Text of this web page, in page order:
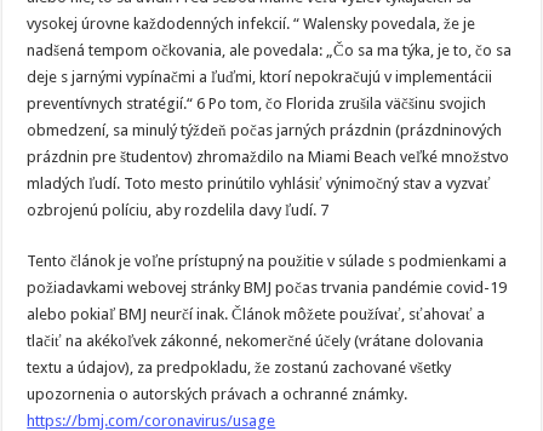
vysokej úrovne každodenných infekcií. “ Walensky povedala, že je
nadšená tempom očkovania, ale povedala: „Čo sa ma týka, je to, čo sa
deje s jarnými vypínačmi a ľuďmi, ktorí nepokračujú v implementácii
preventívnych stratégií.“ 6 Po tom, čo Florida zrušila väčšinu svojich
obmedzení, sa minulý týždeň počas jarných prázdnin (prázdninových
prázdnin pre študentov) zhromaždilo na Miami Beach veľké množstvo
mladých ľudí. Toto mesto prinútilo vyhlásiť výnimočný stav a vyzvať
ozbrojenú políciu, aby rozdelila davy ľudí. 7
Tento článok je voľne prístupný na použitie v súlade s podmienkami a
požiadavkami webovej stránky BMJ počas trvania pandémie covid-19
alebo pokiaľ BMJ neurčí inak. Článok môžete používať, sťahovať a
tlačiť na akékoľvek zákonné, nekomerčné účely (vrátane dolovania
textu a údajov), za predpokladu, že zostanú zachované všetky
upozornenia o autorských právach a ochranné známky.
https://bmj.com/coronavirus/usage